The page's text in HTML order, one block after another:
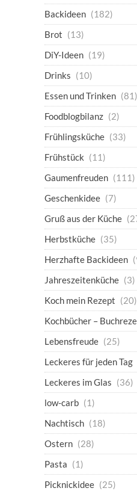
Backideen (182)
Brot (13)
DiY-Ideen (19)
Drinks (10)
Essen und Trinken (81)
Foodblogbilanz (2)
Frühlingsküche (33)
Frühstück (11)
Gaumenfreuden (111)
Geschenkidee (7)
Gruß aus der Küche
Herbstküche (35)
Herzhafte Backideen
Jahreszeitenküche (3)
Koch mein Rezept (20)
Kochbücher –
Lebensfreude (25)
Leckeres für jeden Tag
Leckeres im Glas (36)
low-carb (1)
Nachtisch (18)
Ostern (28)
Pasta (1)
Picknickidee (25)